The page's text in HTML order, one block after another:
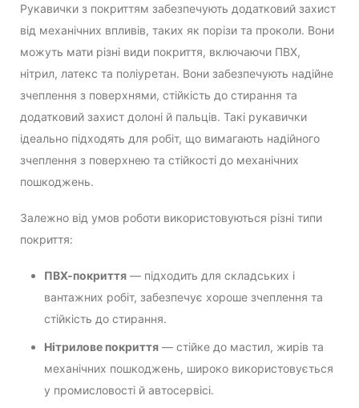
Рукавички з покриттям забезпечують додатковий захист
від механічних впливів, таких як порізи та проколи. Вони
можуть мати різні види покриття, включаючи ПВХ,
нітрил, латекс та поліуретан. Вони забезпечують надійне
зчеплення з поверхнями, стійкість до стирання та
додатковий захист долоні й пальців. Такі рукавички
ідеально підходять для робіт, що вимагають надійного
зчеплення з поверхнею та стійкості до механічних
пошкоджень.
Залежно від умов роботи використовуються різні типи
покриття:
ПВХ-покриття — підходить для складських і
вантажних робіт, забезпечує хороше зчеплення та
стійкість до стирання.
Нітрилове покриття — стійке до мастил, жирів та
механічних пошкоджень, широко використовується
у промисловості й автосервісі.